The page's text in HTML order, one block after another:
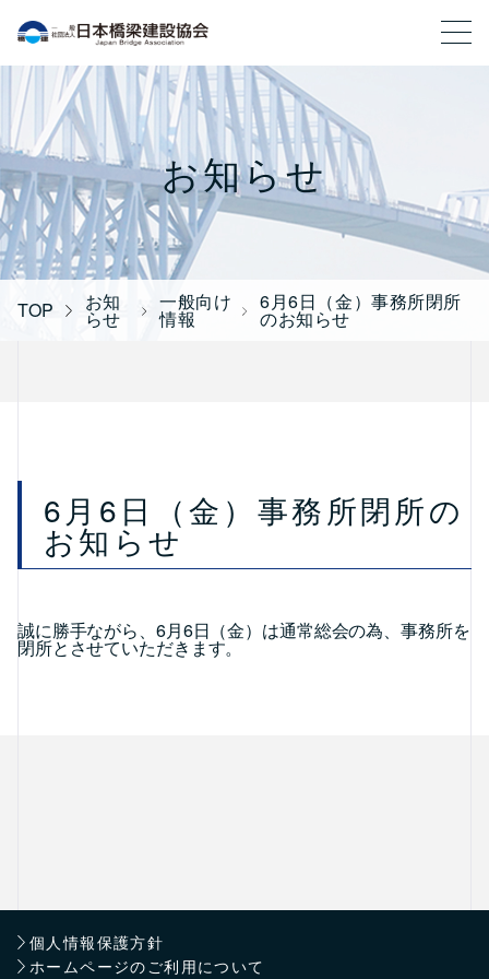
一般社団法人 日本橋梁建設協会
お知らせ
TOP お知
らせ
一般向け
情報
6月6日（金）事務所閉所
のお知らせ
6月6日（金）事務所閉所の
お知らせ
誠に勝手ながら、6月6日（金）は通常総会の為、事務所を
閉所とさせていただきます。
個人情報保護方針
ホームページのご利用について